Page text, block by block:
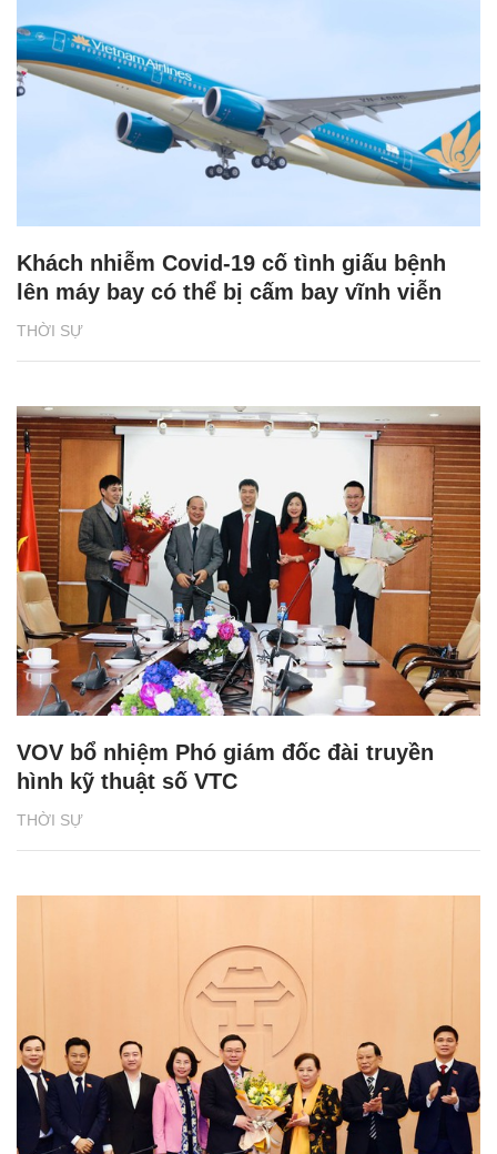
THỜI SỰ
Khách nhiễm Covid-19 cố tình giấu bệnh
lên máy bay có thể bị cấm bay vĩnh viễn
THỜI SỰ
VOV bổ nhiệm Phó giám đốc đài truyền
hình kỹ thuật số VTC